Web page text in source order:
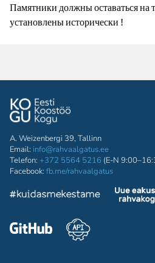
Памятники должны оставаться на
установлены исторически !
A. Weizenbergi 39, Tallinn
Email: info@rahvaalgatus.ee
Telefon: +372 5564 5216 (E-N
Facebook: fb.me/rahvaalgatus